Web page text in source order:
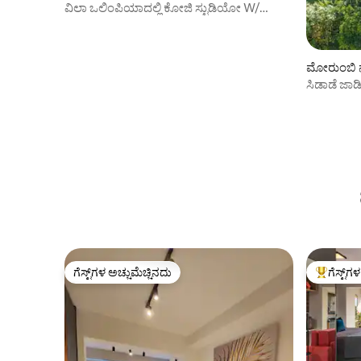
ವಿಲಾ ಒಲಿಂಪಿಯಾದಲ್ಲಿ ಕೋಜಿ ಸ್ಟುಡಿಯೋ W/
ಮೋರುಂಬಿ
ಸಿಡಾಡೆ
ಗೆಸ್ಟ್‌ಗಳ ಅಚ್ಚುಮೆಚ್ಚಿನದು
ಗೆಸ್ಟ್‌ಗಳ ಅಚ್ಚುಮೆಚ್ಚಿನದು ಗೆಸ್ಟ್‌ಗಳಿಗೆ